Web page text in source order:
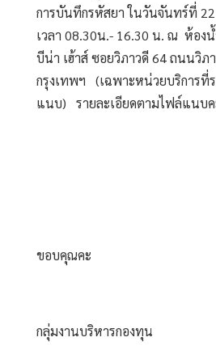
การบันทึกรหัสยา ในวันจันทร์ที่
เวลา 08.30น.- 16.30 น. ณ  ห้อง
บีน่า เฮ้าส์ ซอยวิภาวดี 64 ถนนวิภ
กรุงเทพฯ   (เฉพาะหน่วยบริการที่
แนบ)   รายละเอียดตามไฟล์แนบ
ขอบคุณคะ
กลุ่มงานบริหารกองทุน